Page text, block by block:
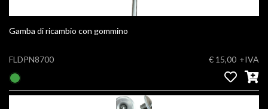
Gamba di ricambio con gommino
FLDPN8700 € 15,00 +IVA